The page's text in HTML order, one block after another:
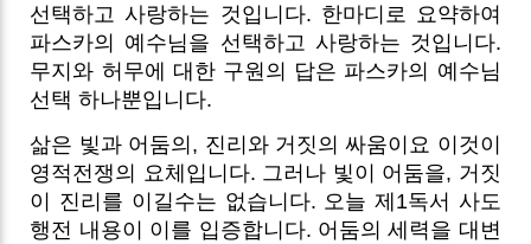
선택하고 사랑하는 것입니다. 한마디로 요약하여
파스카의 예수님을 선택하고 사랑하는 것입니다.
무지와 허무에 대한 구원의 답은 파스카의 예수님
선택 하나뿐입니다.
삶은 빛과 어둠의, 진리와 거짓의 싸움이요 이것이
영적전쟁의 요체입니다. 그러나 빛이 어둠을, 거짓
이 진리를 이길수는 없습니다. 오늘 제1독서 사도
행전 내용이 이를 입증합니다. 어둠의 세력을 대변